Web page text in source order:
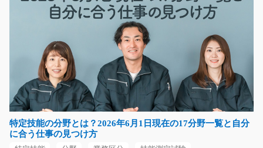
気になる
板にテープを貼りつけるだけのかんたん作業/y02_
00919
急募
【長期のお仕事】７名募集！板と板を貼り合わせるだけ
のかんたん作業です…
長期（3ヶ月以上）
時給1150円
特定技能の分野とは？2026年6月1日現在の17分野一覧と自分
に合う仕事の見つけ方